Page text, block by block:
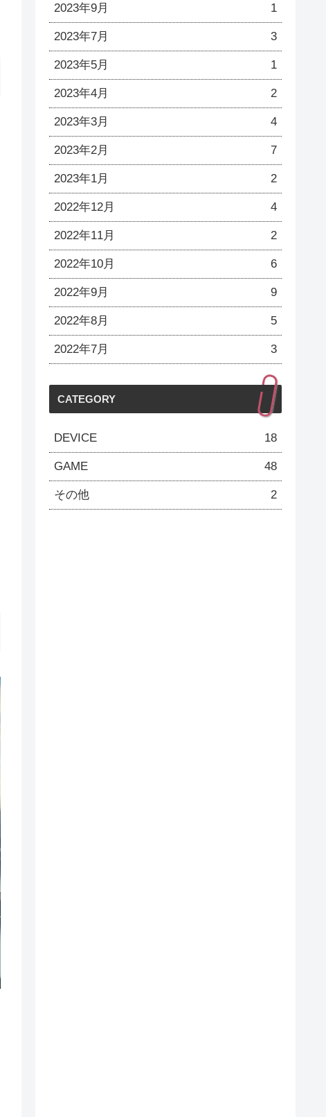
2023年9月 1
2023年7月 3
2023年5月 1
2023年4月 2
2023年3月 4
2023年2月 7
2023年1月 2
2022年12月 4
2022年11月 2
2022年10月 6
2022年9月 9
2022年8月 5
2022年7月 3
CATEGORY
DEVICE 18
GAME 48
その他 2